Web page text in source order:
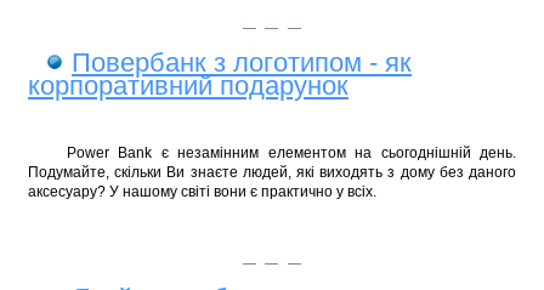
Повербанк з логотипом - як
корпоративний подарунок
Power Bank є незамінним елементом на сьогоднішній день.
Подумайте, скільки Ви знаєте людей, які виходять з дому без даного
аксесуару? У нашому світі вони є практично у всіх.